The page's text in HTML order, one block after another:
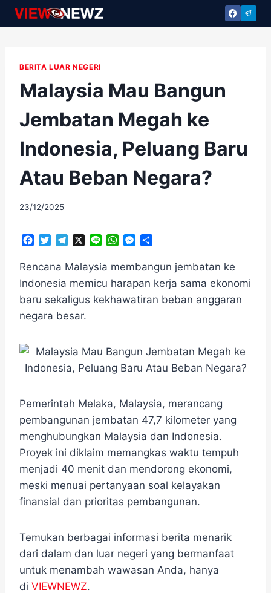
Skip
to
BERITA LUAR NEGERI
Malaysia Mau Bangun
Jembatan Megah ke
Indonesia, Peluang Baru
Atau Beban Negara?
By
23/12/2025
c
b
o
o
k
i
t
e
r
l
g
r
a
n
W
a
s
A
M
s
e
n
a
r
e
Rencana Malaysia membangun jembatan ke
Indonesia memicu harapan kerja sama ekonomi
baru sekaligus kekhawatiran beban anggaran
negara besar.
Pemerintah Melaka, Malaysia, merancang
pembangunan jembatan 47,7 kilometer yang
menghubungkan Malaysia dan Indonesia.
Proyek ini diklaim memangkas waktu tempuh
menjadi 40 menit dan mendorong ekonomi,
meski menuai pertanyaan soal kelayakan
finansial dan prioritas pembangunan.
Temukan berbagai informasi berita menarik
dari dalam dan luar negeri yang bermanfaat
untuk menambah wawasan Anda, hanya
di VIEWNEWZ.